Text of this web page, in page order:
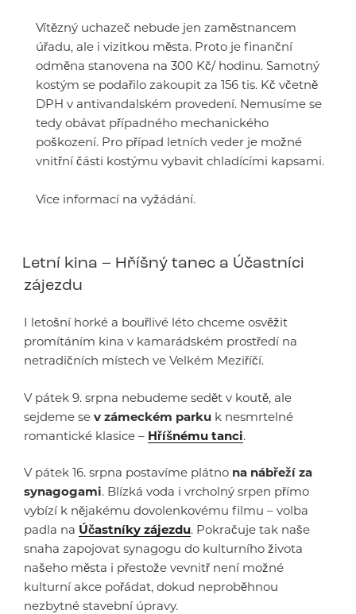
Vítězný uchazeč nebude jen zaměstnancem
úřadu, ale i vizitkou města. Proto je finanční
odměna stanovena na 300 Kč/ hodinu. Samotný
kostým se podařilo zakoupit za 156 tis. Kč včetně
DPH v antivandalském provedení. Nemusíme se
tedy obávat případného mechanického
poškození. Pro případ letních veder je možné
vnitřní části kostýmu vybavit chladícími kapsami.
Více informací na vyžádání.
Letní kina – Hříšný tanec a Účastníci
zájezdu
I letošní horké a bouřlivé léto chceme osvěžit
promítáním kina v kamarádském prostředí na
netradičních místech ve Velkém Meziříčí.
V pátek 9. srpna nebudeme sedět v koutě, ale
sejdeme se v zámeckém parku k nesmrtelné
romantické klasice – Hříšnému tanci.
V pátek 16. srpna postavíme plátno na nábřeží za
synagogami. Blízká voda i vrcholný srpen přímo
vybízí k nějakému dovolenkovému filmu – volba
padla na Účastníky zájezdu. Pokračuje tak naše
snaha zapojovat synagogu do kulturního života
našeho města i přestože vevnitř není možné
kulturní akce pořádat, dokud neproběhnou
nezbytné stavební úpravy.